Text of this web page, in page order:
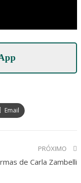
Email
PRÓXIMO
de Carla Zambelli